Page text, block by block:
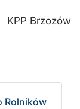
KPP Brzozów
Rolników